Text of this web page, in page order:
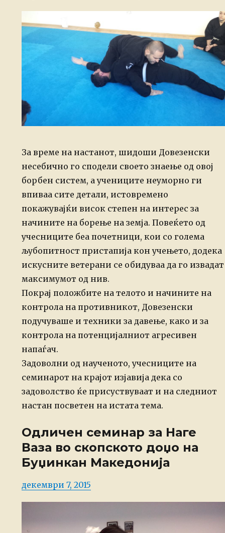
За време на настанот, шидоши Довезенски
несебично го сподели своето знаење од овој
борбен систем, а учениците неуморно ги
впиваа сите детали, истовремено
покажувајќи висок степен на интерес за
начините на борење на земја. Повеќето од
учесниците беа почетници, кои со голема
љубопитност пристапија кон учењето, додека
искусните ветерани се обидуваа да го извадат
максимумот од нив.
Покрај положбите на телото и начините на
контрола на противникот, Довезенски
подучуваше и техники за давење, како и за
контрола на потенцијалниот агресивен
напаѓач.
Задоволни од наученото, учесниците на
семинарот на крајот изјавија дека со
задоволство ќе присуствуваат и на следниот
настан посветен на истата тема.
Одличен семинар за Наге
Ваза во скопското доџо на
Буџинкан Македонија
Posted
декември 7, 2015